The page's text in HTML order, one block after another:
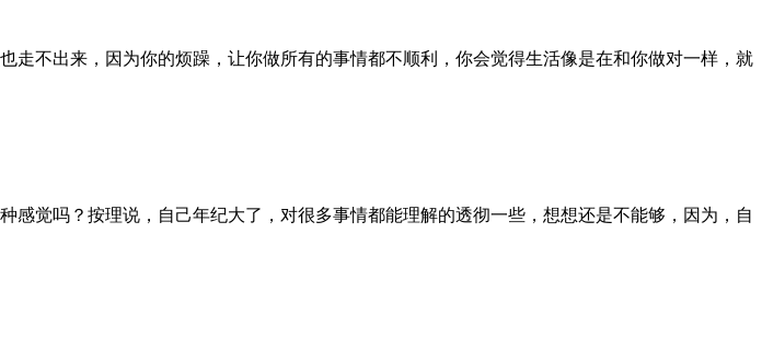
不出来，因为你的烦躁，让你做所有的事情都不顺利，你会觉得生活像是在和你做对一样，就
觉吗？按理说，自己年纪大了，对很多事情都能理解的透彻一些，想想还是不能够，因为，自